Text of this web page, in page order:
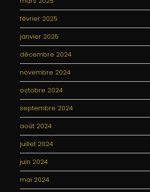
février 2025
janvier 2025
décembre 2024
novembre 2024
octobre 2024
septembre 2024
août 2024
juillet 2024
juin 2024
mai 2024